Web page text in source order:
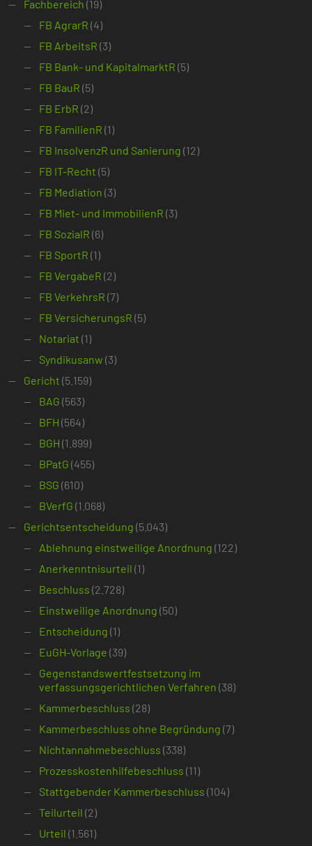
Fachbereich (19)
FB AgrarR (4)
FB ArbeitsR (3)
FB Bank- und KapitalmarktR (5)
FB BauR (5)
FB ErbR (2)
FB FamilienR (1)
FB InsolvenzR und Sanierung (12)
FB IT-Recht (5)
FB Mediation (3)
FB Miet- und ImmobilienR (3)
FB SozialR (6)
FB SportR (1)
FB VergabeR (2)
FB VerkehrsR (7)
FB VersicherungsR (5)
Notariat (1)
Syndikusanw (3)
Gericht (5.159)
BAG (563)
BFH (564)
BGH (1.899)
BPatG (455)
BSG (610)
BVerfG (1.068)
Gerichtsentscheidung (5.043)
Ablehnung einstweilige Anordnung (122)
Anerkenntnisurteil (1)
Beschluss (2.728)
Einstweilige Anordnung (50)
Entscheidung (1)
EuGH-Vorlage (39)
Gegenstandswertfestsetzung im
verfassungsgerichtlichen Verfahren (38)
Kammerbeschluss (28)
Kammerbeschluss ohne Begründung (7)
Nichtannahmebeschluss (338)
Prozesskostenhilfebeschluss (11)
Stattgebender Kammerbeschluss (104)
Teilurteil (2)
Urteil (1.561)